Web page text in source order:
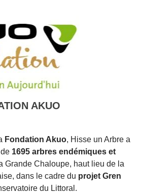
AKUO
Fondation Akuo, Hisse un Arbre a
1695 arbres endémiques et
Grande Chaloupe, haut lieu de la
dans le cadre du projet Gren
du Littoral.